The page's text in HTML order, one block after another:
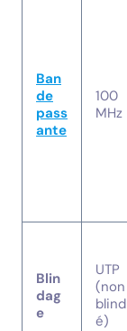
Ban
de
pass
ante
100
MHz
Blin
dag
e
UTP
(non
blind
é)